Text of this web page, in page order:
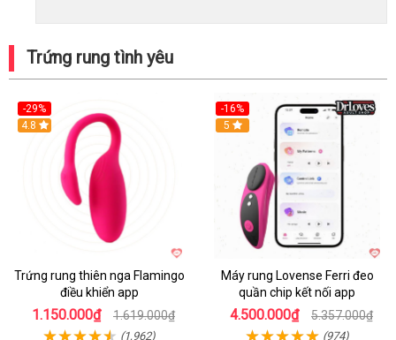
Trứng rung tình yêu
-29%
Hot
4.8
Trứng rung thiên nga Flamingo
điều khiển app
1.150.000₫ 1.619.000₫
(1,962)
-16%
Hot
5
Máy rung Lovense Ferri đeo
quần chip kết nối app
4.500.000₫ 5.357.000₫
(974)